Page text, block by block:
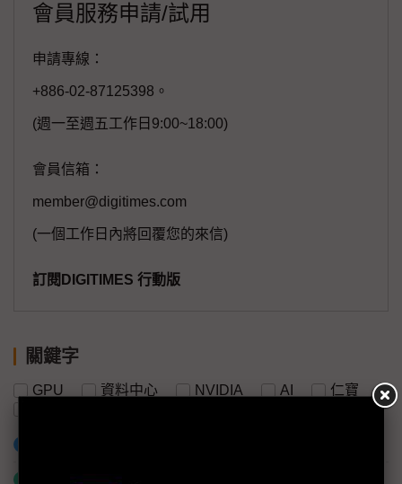
會員服務申請/試用
申請專線：
+886-02-87125398。
(週一至週五工作日9:00~18:00)
會員信箱：
member@digitimes.com
(一個工作日內將回覆您的來信)
訂閱DIGITIMES 行動版
關鍵字
GPU 資料中心 NVIDIA AI
仁寶
什麼是「關鍵字追蹤」